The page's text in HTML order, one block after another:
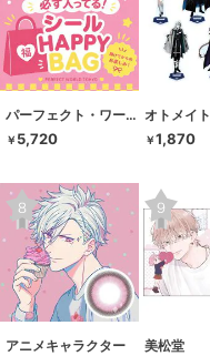
パーフェクト・ワールド・トーキョー
￥ 5,720
オトメイト
￥1,870
アニメキャラクター 美松堂